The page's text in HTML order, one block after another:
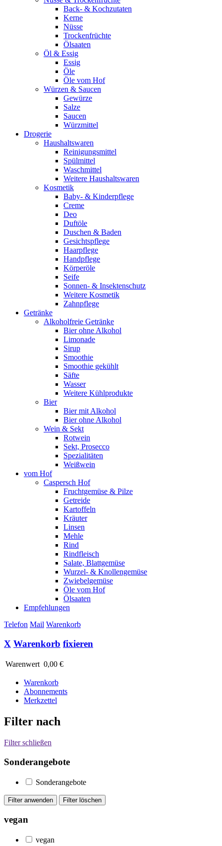
Back- & Kochzutaten
Kerne
Nüsse
Trockenfrüchte
Ölsaaten
Öl & Essig
Essig
Öle
Öle vom Hof
Würzen & Saucen
Gewürze
Salze
Saucen
Würzmittel
Drogerie
Haushaltswaren
Reinigungsmittel
Spülmittel
Waschmittel
Weitere Haushaltswaren
Kosmetik
Baby- & Kinderpflege
Creme
Deo
Duftöle
Duschen & Baden
Gesichtspflege
Haarpflege
Handpflege
Körperöle
Seife
Sonnen- & Insektenschutz
Weitere Kosmetik
Zahnpflege
Getränke
Alkoholfreie Getränke
Bier ohne Alkohol
Limonade
Sirup
Smoothie
Smoothie gekühlt
Säfte
Wasser
Weitere Kühlprodukte
Bier
Bier mit Alkohol
Bier ohne Alkohol
Wein & Sekt
Rotwein
Sekt, Prosecco
Spezialitäten
Weißwein
vom Hof
Caspersch Hof
Fruchtgemüse & Pilze
Getreide
Kartoffeln
Kräuter
Linsen
Mehle
Rind
Rindfleisch
Salate, Blattgemüse
Wurzel- & Knollengemüse
Zwiebelgemüse
Öle vom Hof
Ölsaaten
Empfehlungen
Telefon Mail Warenkorb
X Warenkorb fixieren
Warenwert 0,00 €
Warenkorb
Abonnements
Merkzettel
Filter nach
Filter schließen
Sonderangebote
Sonderangebote
vegan
vegan